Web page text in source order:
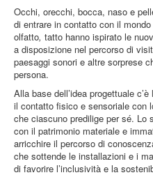
Occhi, orecchi, bocca, naso e
di entrare in contatto con il
olfatto, tatto hanno ispirato le
a disposizione nel percorso di
paesaggi sonori e altre sorprese
persona.
Alla base dell’idea progettuale
il contatto fisico e sensoriale con
che ciascuno predilige per sé. Lo
con il patrimonio materiale e
arricchire il percorso di
che sottende le installazioni e i
di favorire l’inclusività e la